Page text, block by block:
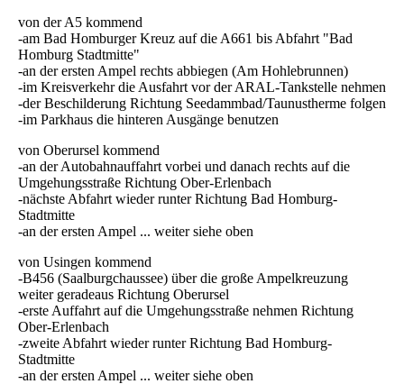
von der A5 kommend
-am Bad Homburger Kreuz auf die A661 bis Abfahrt "Bad
Homburg Stadtmitte"
-an der ersten Ampel rechts abbiegen (Am Hohlebrunnen)
-im Kreisverkehr die Ausfahrt vor der ARAL-Tankstelle nehmen
-der Beschilderung Richtung Seedammbad/Taunustherme folgen
-im Parkhaus die hinteren Ausgänge benutzen
von Oberursel kommend
-an der Autobahnauffahrt vorbei und danach rechts auf die
Umgehungsstraße Richtung Ober-Erlenbach
-nächste Abfahrt wieder runter Richtung Bad Homburg-
Stadtmitte
-an der ersten Ampel ... weiter siehe oben
von Usingen kommend
-B456 (Saalburgchaussee) über die große Ampelkreuzung
weiter geradeaus Richtung Oberursel
-erste Auffahrt auf die Umgehungsstraße nehmen Richtung
Ober-Erlenbach
-zweite Abfahrt wieder runter Richtung Bad Homburg-
Stadtmitte
-an der ersten Ampel ... weiter siehe oben